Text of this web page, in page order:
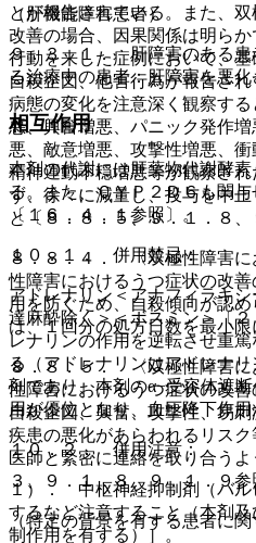
（肝機能障害患者）
９．３．１． 肝障害のある患
る治療中の患者：肝障害を悪
相互作用
本剤の代謝には肝薬物代謝酵
る。また、ＣＹＰ２Ｄ６も関
〔１６．４．１参照〕。
１０．１． 併用禁忌：
アドレナリン＜アナフィラキ
達麻酔除く＞＜ボスミン＞〔
レナリンの作用を逆転させ重
る（アドレナリンはアドレナ
剤であり、本剤のα−受容体遮
用が優位となり、血圧降下作
１０．２． 併用注意：
１）． 中枢神経抑制剤（バル
するなど注意すること（本剤
制作用を有する）］。
とが報告されている。また、
改善の場合、因果関係は明ら
行動を来した症例において、
自殺企図、他害行為が報告さ
病態の変化を注意深く観察す
悪、興奮増悪、パニック発作
悪、敵意増悪、攻撃性増悪、
精神運動不穏増悪等が観察さ
ず、徐々に減量し、投与を中
と〔８．８．５、９．１．８、
８．８．４． 〈双極性障害に
性障害におけるうつ症状の改
用を防ぐため、自殺傾向が認
は、１回分の処方日数を最小
８．８．５． 〈双極性障害に
性障害におけるうつ症状の改
自殺企図、興奮、攻撃性、易
疾患の悪化があらわれるリスク
医師と緊密に連絡を取り合う
３、９．１．８、９．１．９参
（特定の背景を有する患者に